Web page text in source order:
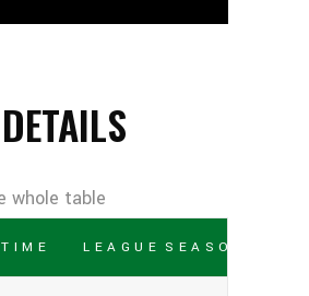
DETAILS
TIME LEAGUE SEASON